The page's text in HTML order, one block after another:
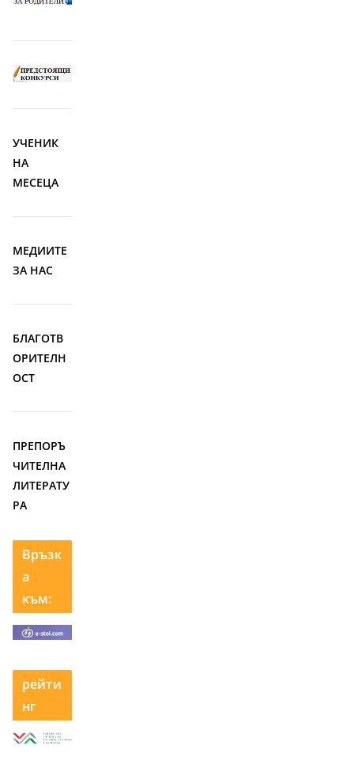
УЧЕНИК
НА
МЕСЕЦА
МЕДИИТЕ
ЗА НАС
БЛАГОТВ
ОРИТЕЛН
ОСТ
ПРЕПОРЪ
ЧИТЕЛНА
ЛИТЕРАТУ
РА
Връзк
а
към:
рейти
нг